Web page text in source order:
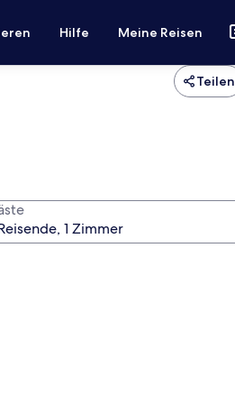
Hilfe Meine Reisen
Teilen